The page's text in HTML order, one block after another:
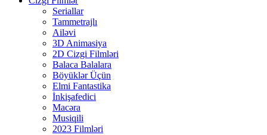
Seriallar
Tammetrajlı
Ailəvi
3D Animasiya
2D Cizgi Filmləri
Balaca Balalara
Böyüklər Üçün
Elmi Fantastika
İnkişafedici
Macəra
Musiqili
2023 Filmləri